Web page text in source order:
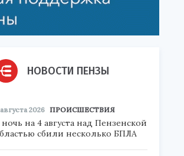
НОВОСТИ ПЕНЗЫ
2026 ПРОИСШЕСТВИЯ
на 4 августа над Пензенской
сбили несколько БПЛА